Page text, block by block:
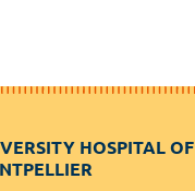
HOSPITAL OF